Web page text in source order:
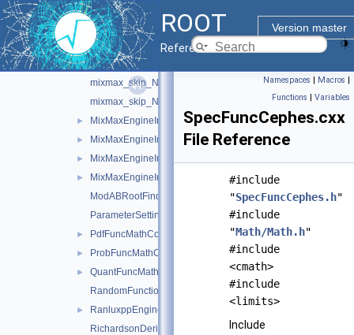
ROOT
Version master
Reference Guide
► mixmax.h
►
mixmax.icc
mixmax_skip_N17.icc
mixmax_skip_N240.icc
mixmax_skip_N256.icc
mixmax_skip_N256.oldS.icc
► MixMaxEngineImpl.h
► MixMaxEngineImpl17.cxx
► MixMaxEngineImpl240.cxx
►
MixMaxEngineImpl256.cxx
ModABRootFinder.cxx
ParameterSettings.cxx
► PdfFuncMathCore.cxx
► ProbFuncMathCore.cxx
►
QuantFuncMathCore.cxx
RandomFunctions.cxx
►
RanluxppEngineImpl.cxx
RichardsonDerivator.cxx
Namespaces | Macros |
Functions | Variables
SpecFuncCephes.cxx
File Reference
#include
"SpecFuncCephes.h"
#include
"Math/Math.h"
#include
<cmath>
#include
<limits>
Include